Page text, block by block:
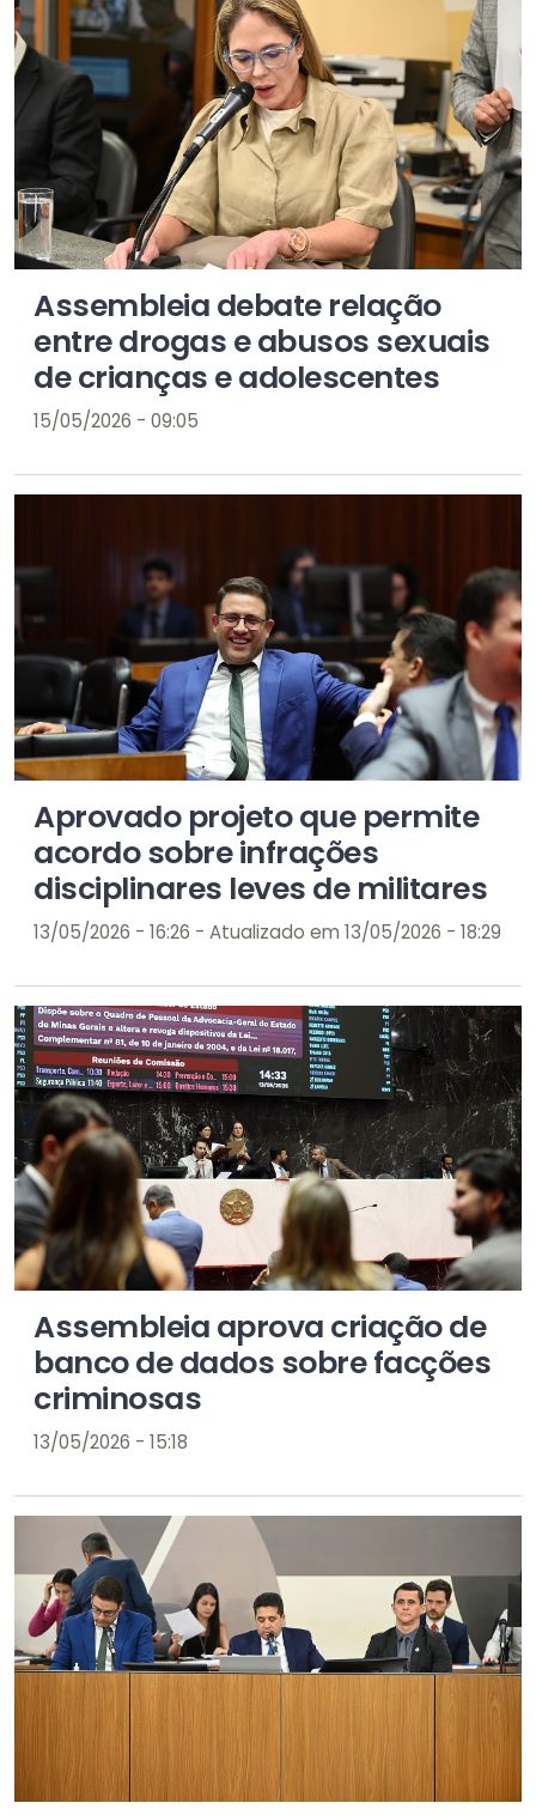
Assembleia debate relação
entre drogas e abusos sexuais
de crianças e adolescentes
15/05/2026 - 09:05
Aprovado projeto que permite
acordo sobre infrações
disciplinares leves de militares
13/05/2026 - 16:26 - Atualizado em 13/05/2026 - 18:29
Assembleia aprova criação de
banco de dados sobre facções
criminosas
13/05/2026 - 15:18